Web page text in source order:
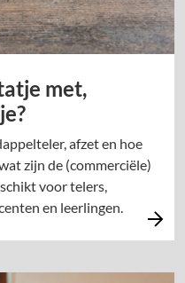
met,
afzet en hoe
zijn de (commerciële)
voor telers,
en leerlingen.